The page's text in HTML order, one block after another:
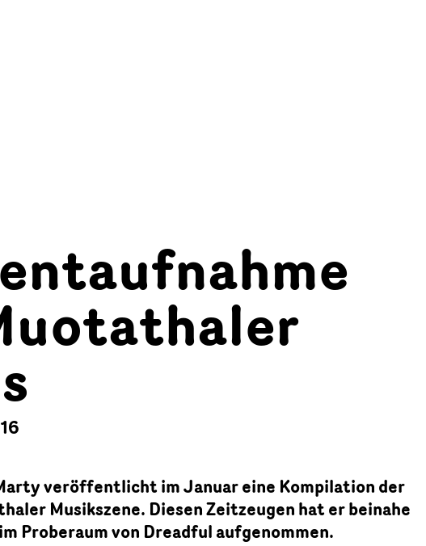
veröffentlicht im Januar eine Kompilation der
Musikszene. Diesen Zeitzeugen hat er beinahe
Proberaum von Dreadful aufgenommen.